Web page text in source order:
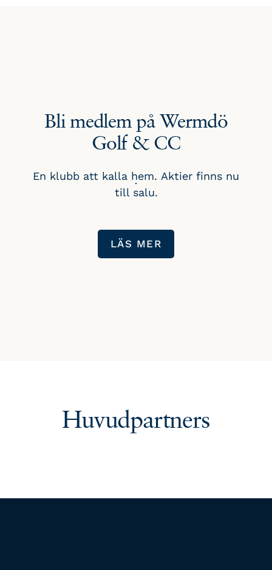
Bli medlem på Wermdö
Golf & CC
En klubb att kalla hem. Aktier finns nu
till salu.
LÄS MER
Huvudpartners